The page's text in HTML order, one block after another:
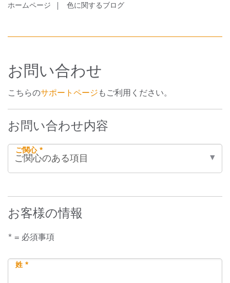
ホームページ 色に関するブログ
お問い合わせ
こちらのサポートページ もご利用ください。
お問い合わせ内容
ご関心 *
お客様の情報
* = 必須事項
姓 *